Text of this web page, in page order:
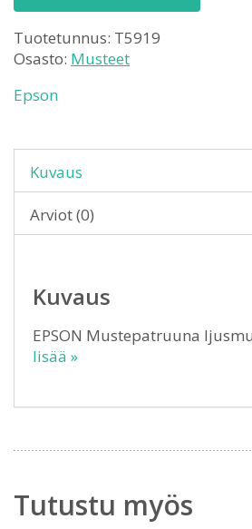
Tuotetunnus: T5919
Osasto: Musteet
Epson
Kuvaus
Arviot (0)
Kuvaus
EPSON Mustepatruuna
lisää »
Tutustu myös